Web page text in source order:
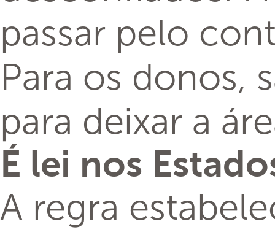
passar pelo
Para os donos,
para deixar a
É lei nos
A regra